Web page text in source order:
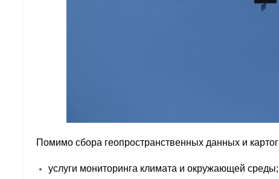
Помимо сбора геопространственных данных и
услуги мониторинга климата и окружающей среды;